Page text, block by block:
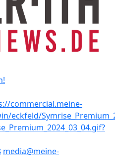
media@meine-